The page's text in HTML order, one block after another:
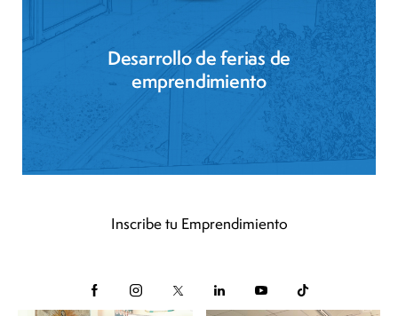
Desarrollo de ferias de
emprendimiento
Inscribe tu Emprendimiento